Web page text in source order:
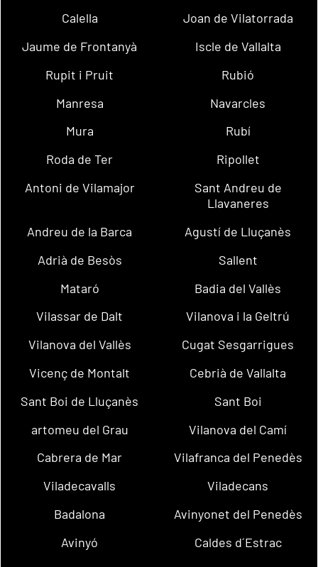
Calella
Joan de Vilatorrada
Jaume de Frontanyà
Iscle de Vallalta
Rupit i Pruit
Rubió
Manresa
Navarcles
Mura
Rubí
Roda de Ter
Ripollet
Antoni de Vilamajor
Sant Andreu de
Llavaneres
Andreu de la Barca
Agustí de Lluçanès
Adrià de Besòs
Sallent
Mataró
Badia del Vallès
Vilassar de Dalt
Vilanova i la Geltrú
Vilanova del Vallès
Cugat Sesgarrigues
Vicenç de Montalt
Cebrià de Vallalta
Sant Boi de Lluçanès
Sant Boi
artomeu del Grau
Vilanova del Camí
Cabrera de Mar
Vilafranca del Penedès
Viladecavalls
Viladecans
Badalona
Avinyonet del Penedès
Avinyó
Caldes d´Estrac